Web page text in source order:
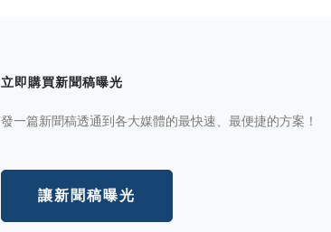
立即購買新聞稿曝光
發一篇新聞稿透通到各大媒體的最快速、最便捷的方案！
讓新聞稿曝光